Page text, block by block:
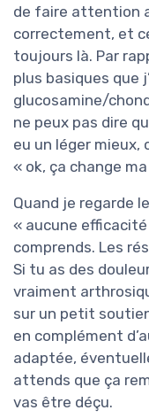
de faire attention
correctement, et
toujours là. Par
plus basiques que
glucosamine/
ne peux pas dire
eu un léger mieux,
« ok, ça change
Quand je regarde
« aucune efficacité
comprends. Les
Si tu as des
vraiment
sur un petit
en complément
adaptée,
attends que ça
vas être déçu.